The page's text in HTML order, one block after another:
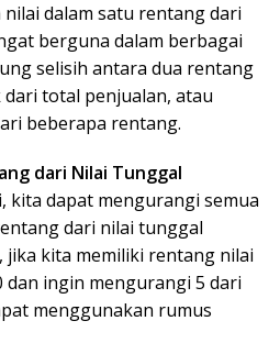
dalam satu rentang dari
berguna dalam berbagai
selisih antara dua rentang
total penjualan, atau
beberapa rentang.
dari Nilai Tunggal
kita dapat mengurangi semua
dari nilai tunggal
jika kita memiliki rentang nilai
dan ingin mengurangi 5 dari
menggunakan rumus